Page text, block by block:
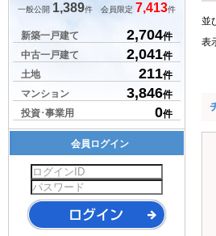
並
表
一般公開 1,389件 会員限定 7,413件
新築一戸建て 2,704件
中古一戸建て
2,041件
土地
211件
マンション
3,846件
投資･事業用
0件
会員ログイン